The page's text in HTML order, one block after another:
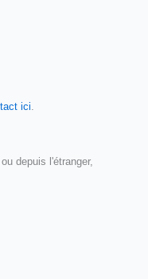
ici
depuis l'étranger,